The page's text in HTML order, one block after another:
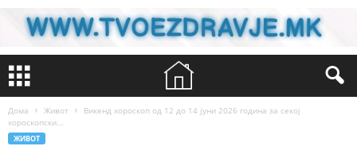
Дома Живот
Викенд хороскоп од 12 до 14 јуни 2026 година за секој
хороскопски...
ЖИВОТ